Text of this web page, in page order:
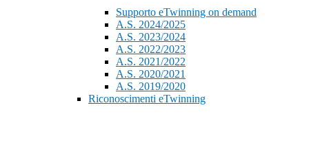
Supporto eTwinning on demand
A.S. 2024/2025
A.S. 2023/2024
A.S. 2022/2023
A.S. 2021/2022
A.S. 2020/2021
A.S. 2019/2020
Riconoscimenti eTwinning